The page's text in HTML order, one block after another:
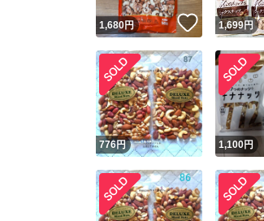
1,680円 いいね！
1,699円
776円 1,100円